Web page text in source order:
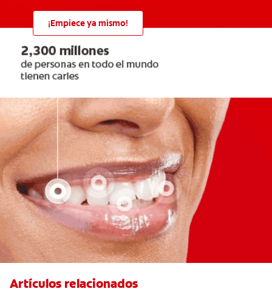
¡Empiece ya mismo!
Artículos relacionados